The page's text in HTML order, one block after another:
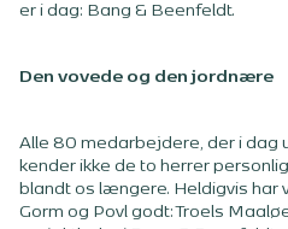
er i dag: Bang & Beenfeldt.
Den vovede og den jordnære
Alle 80 medarbejdere, der i dag
kender ikke de to herrer
blandt os længere. Heldigvis har
Gorm og Povl godt: Troels